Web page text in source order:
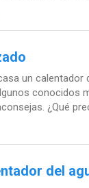
un calentador
conocidos
¿Qué
del